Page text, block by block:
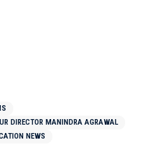
DIRECTOR MANINDRA AGRAWAL
NEWS